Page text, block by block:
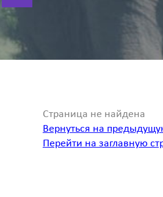
Страница не найдена
Вернуться на
Перейти на заглавную